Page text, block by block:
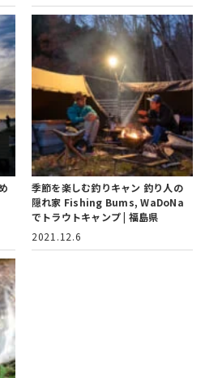
季節を楽しむ釣りキャン 釣り人の
隠れ家 Fishing Bums, WaDoNa
でトラウトキャンプ | 福島県
2021.12.6